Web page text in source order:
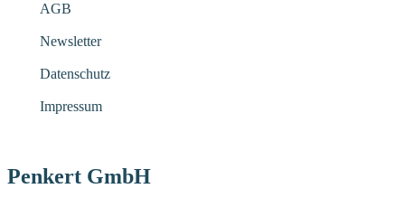
AGB
Newsletter
Datenschutz
Impressum
Penkert GmbH